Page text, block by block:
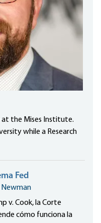
at the Mises Institute.
while a Research
Fed
v. Cook, la Corte
cómo funciona la